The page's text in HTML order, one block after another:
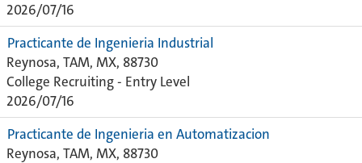
2026/07/16
Practicante de Ingenieria Industrial
Reynosa, TAM, MX, 88730
College Recruiting - Entry Level
2026/07/16
Practicante de Ingenieria en Automatizacion
Reynosa, TAM, MX, 88730